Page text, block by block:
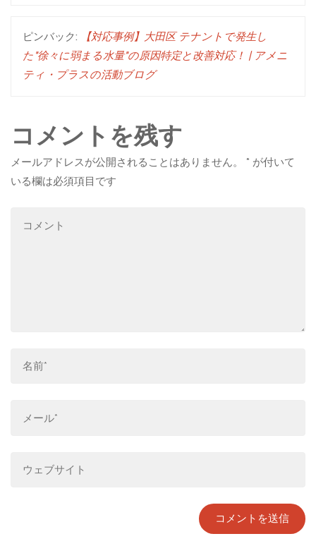
ピンバック:
【対応事例】大田区 テナントで発生し
た"徐々に弱まる水量"の原因特定と改善対応！ | アメニ
ティ・プラスの活動ブログ
コメントを残す
メールアドレスが公開されることはありません。 * が付いて
いる欄は必須項目です